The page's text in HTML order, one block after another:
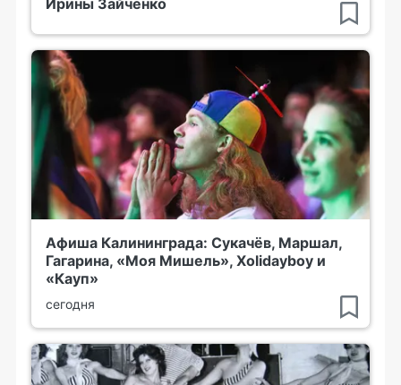
Ирины Зайченко
Афиша Калининграда: Сукачёв, Маршал,
Гагарина, «Моя Мишель», Xolidayboy и
«Кауп»
сегодня